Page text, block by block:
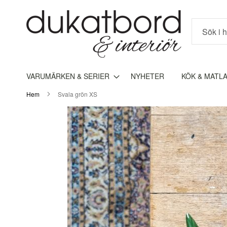
Sök
VARUMÄRKEN & SERIER NYHETER KÖK &
Hem Svala grön XS